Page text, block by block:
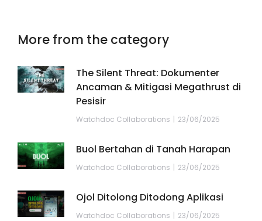
More from the category
The Silent Threat: Dokumenter
Ancaman & Mitigasi Megathrust di
Pesisir
Watchdoc Collaborations 23/06/2025
Buol Bertahan di Tanah Harapan
Watchdoc Collaborations 23/06/2025
Ojol Ditolong Ditodong Aplikasi
Watchdoc Collaborations 23/06/2025